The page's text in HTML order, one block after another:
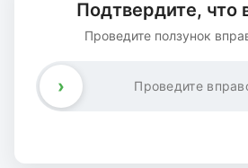
Подтвердите, что
Проведите ползунок
Проведите
›